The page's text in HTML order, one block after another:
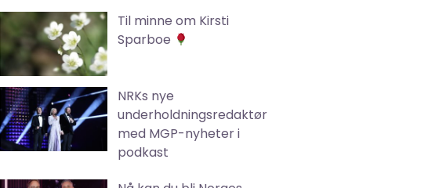
Til minne om Kirsti
Sparboe
NRKs nye
underholdningsredaktør
med MGP-nyheter i
podkast